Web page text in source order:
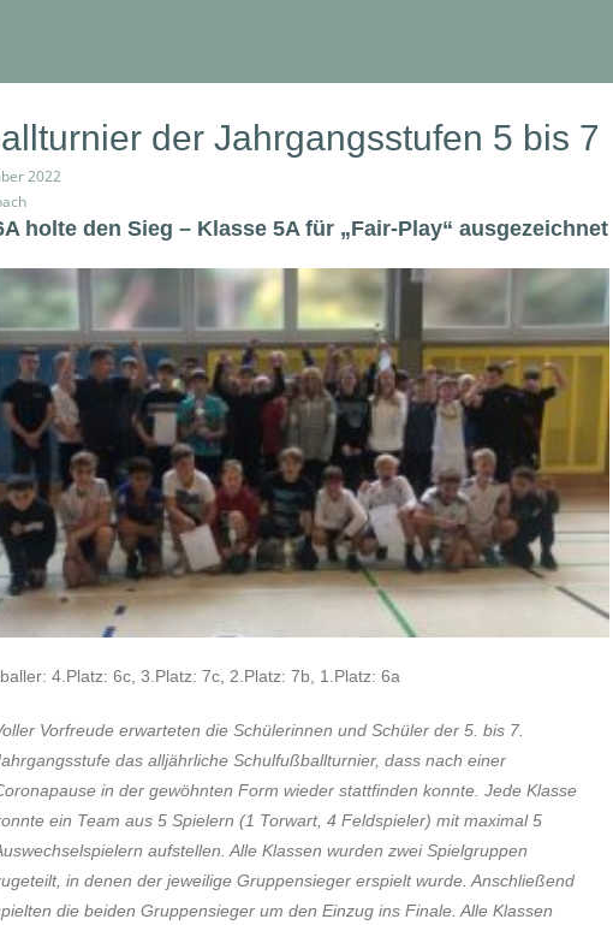
der Jahrgangsstufen 5 bis 7
2022
holte den Sieg – Klasse 5A für „Fair-Play“ ausgezeichnet
4.Platz: 6c, 3.Platz: 7c, 2.Platz: 7b, 1.Platz: 6a
Vorfreude erwarteten die Schülerinnen und Schüler der 5. bis 7.
das alljährliche Schulfußballturnier, dass nach einer
in der gewöhnten Form wieder stattfinden konnte. Jede Klasse
ein Team aus 5 Spielern (1 Torwart, 4 Feldspieler) mit maximal 5
aufstellen. Alle Klassen wurden zwei Spielgruppen
in denen der jeweilige Gruppensieger erspielt wurde. Anschließend
die beiden Gruppensieger um den Einzug ins Finale. Alle Klassen